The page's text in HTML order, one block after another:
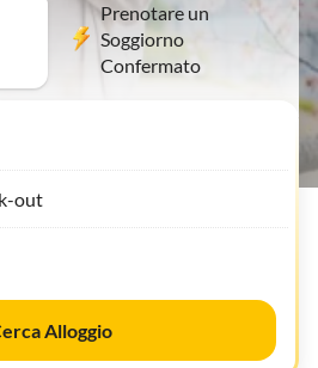
Prenotare un
Soggiorno
Confermato
Alloggio